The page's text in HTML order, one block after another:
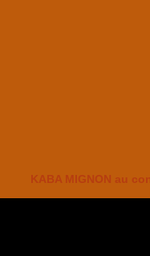
KABA MIGNON au